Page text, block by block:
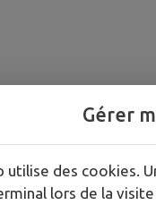
Gérer
utilise des cookies.
lors de la visite